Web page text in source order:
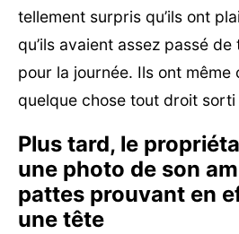
tellement surpris qu’ils ont
qu’ils avaient assez passé
pour la journée. Ils ont même
quelque chose tout droit sorti
Plus tard, le
une photo de son
pattes prouvant en
une tête